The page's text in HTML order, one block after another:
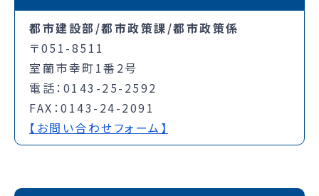
都市建設部/都市政策課/都市政策係
〒051-8511
室蘭市幸町1番2号
電話：0143-25-2592
FAX：0143-24-2091
【お問い合わせフォーム】